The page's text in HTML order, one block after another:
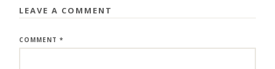
LEAVE A COMMENT
COMMENT*